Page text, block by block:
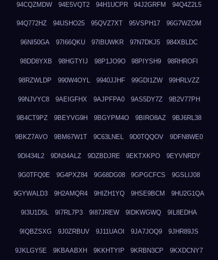
94CQZMDW 94E5VQT2 94H1UCPR 94J2GRFM 94Q4Z2L5
94Q772HZ 94USHO25 95QVZ7XT 95VSPH17 96G7WZOM
96NI50GA 97I66QKU 97IBUWKR 97N7DKJ5 984XBLDC
98DD8YXB 98HGTYIJ 98P1JO9O 98PIYSH9 98RHROFI
98RZWLDP 990W4OYL 9940JJHF 99GDI1ZW 99HRLVZZ
99NJVYC8 9AEIGFHX 9AJPFPA0 9AS5DY7Z 9B2V77PH
9B4CT9PZ 9BEYVG9H 9BGYPM4O 9BIRO8AZ 9BJ6RL38
9BKZ7AVO 9BM67W1T 9C63LNEL 9D0TQQOV 9DFN8WE0
9DI434L2 9DN34ALZ 9DZBDJRE 9EKTXKPO 9EYVNRDY
9G0TFQ0E 9G4PXZ84 9G68DG08 9GPGCFCS 9GSLIJ08
9GYWALD3 9H2AMQR4 9HIZH1YQ 9HSE9BCM 9HU2G1QA
9I3U1D5L 9I7RL7P3 9I87JREW 9IDKWGWQ 9IL8EDHA
9IQBZSXG 9J0ZRBUV 9J11UAOI 9JA7JOQ9 9JHR89JS
9JKLGY5E 9KBAABXH 9KKHTYIP 9KRBN3CP 9KXDCNY7